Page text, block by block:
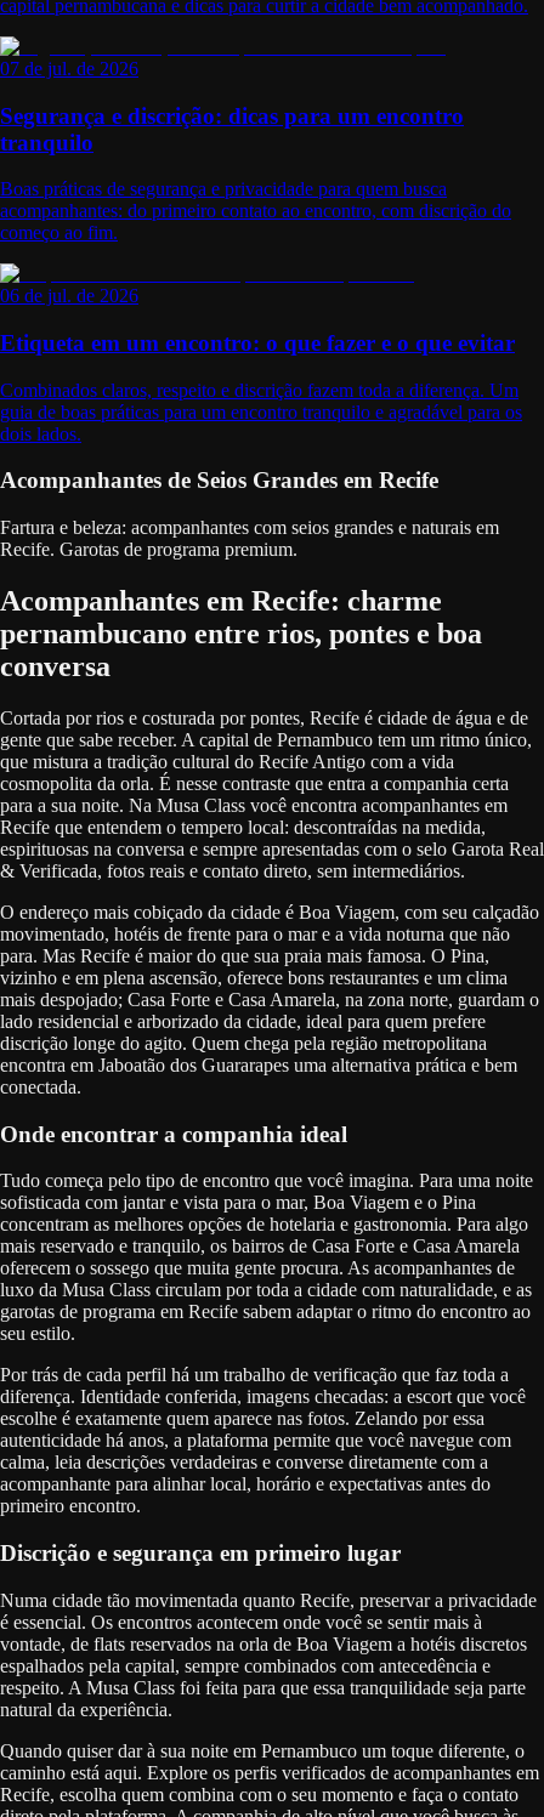
capital pernambucana e dicas para curtir a cidade bem acompanhado.
07 de jul. de 2026
Segurança e discrição: dicas para um encontro
tranquilo
Boas práticas de segurança e privacidade para quem busca
acompanhantes: do primeiro contato ao encontro, com discrição do
começo ao fim.
06 de jul. de 2026
Etiqueta em um encontro: o que fazer e o que evitar
Combinados claros, respeito e discrição fazem toda a diferença. Um
guia de boas práticas para um encontro tranquilo e agradável para os
dois lados.
Acompanhantes de Seios Grandes em Recife
Fartura e beleza: acompanhantes com seios grandes e naturais em
Recife. Garotas de programa premium.
Acompanhantes em Recife: charme
pernambucano entre rios, pontes e boa
conversa
Cortada por rios e costurada por pontes, Recife é cidade de água e de
gente que sabe receber. A capital de Pernambuco tem um ritmo único,
que mistura a tradição cultural do Recife Antigo com a vida
cosmopolita da orla. É nesse contraste que entra a companhia certa
para a sua noite. Na Musa Class você encontra acompanhantes em
Recife que entendem o tempero local: descontraídas na medida,
espirituosas na conversa e sempre apresentadas com o selo Garota Real
& Verificada, fotos reais e contato direto, sem intermediários.
O endereço mais cobiçado da cidade é Boa Viagem, com seu calçadão
movimentado, hotéis de frente para o mar e a vida noturna que não
para. Mas Recife é maior do que sua praia mais famosa. O Pina,
vizinho e em plena ascensão, oferece bons restaurantes e um clima
mais despojado; Casa Forte e Casa Amarela, na zona norte, guardam o
lado residencial e arborizado da cidade, ideal para quem prefere
discrição longe do agito. Quem chega pela região metropolitana
encontra em Jaboatão dos Guararapes uma alternativa prática e bem
conectada.
Onde encontrar a companhia ideal
Tudo começa pelo tipo de encontro que você imagina. Para uma noite
sofisticada com jantar e vista para o mar, Boa Viagem e o Pina
concentram as melhores opções de hotelaria e gastronomia. Para algo
mais reservado e tranquilo, os bairros de Casa Forte e Casa Amarela
oferecem o sossego que muita gente procura. As acompanhantes de
luxo da Musa Class circulam por toda a cidade com naturalidade, e as
garotas de programa em Recife sabem adaptar o ritmo do encontro ao
seu estilo.
Por trás de cada perfil há um trabalho de verificação que faz toda a
diferença. Identidade conferida, imagens checadas: a escort que você
escolhe é exatamente quem aparece nas fotos. Zelando por essa
autenticidade há anos, a plataforma permite que você navegue com
calma, leia descrições verdadeiras e converse diretamente com a
acompanhante para alinhar local, horário e expectativas antes do
primeiro encontro.
Discrição e segurança em primeiro lugar
Numa cidade tão movimentada quanto Recife, preservar a privacidade
é essencial. Os encontros acontecem onde você se sentir mais à
vontade, de flats reservados na orla de Boa Viagem a hotéis discretos
espalhados pela capital, sempre combinados com antecedência e
respeito. A Musa Class foi feita para que essa tranquilidade seja parte
natural da experiência.
Quando quiser dar à sua noite em Pernambuco um toque diferente, o
caminho está aqui. Explore os perfis verificados de acompanhantes em
Recife, escolha quem combina com o seu momento e faça o contato